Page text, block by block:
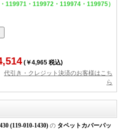
119971・119972・119974・119975）
(￥4,965 税込)
代引き・クレジット決済のお客様はこち
ら
(119-010-1430) の タペットカバーパッ